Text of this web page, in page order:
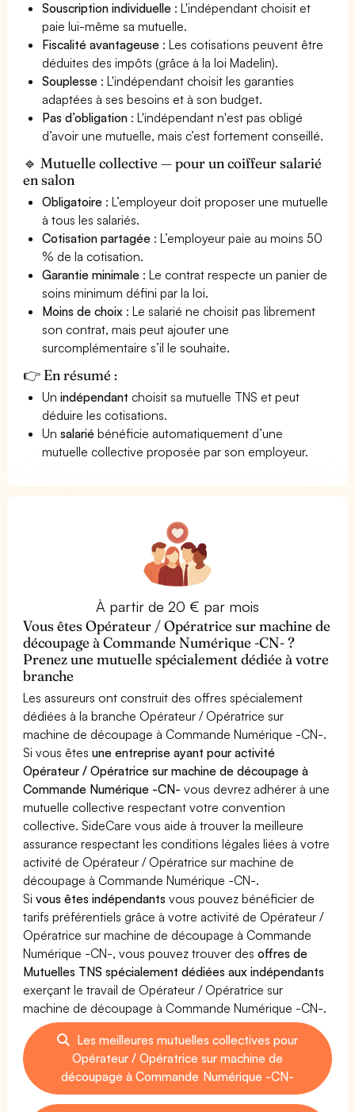
Souscription individuelle : L'indépendant choisit et
paie lui-même sa mutuelle.
Fiscalité avantageuse : Les cotisations peuvent être
déduites des impôts (grâce à la loi Madelin).
Souplesse : L'indépendant choisit les garanties
adaptées à ses besoins et à son budget.
Pas d’obligation : L'indépendant n'est pas obligé
d’avoir une mutuelle, mais c’est fortement conseillé.
🔹 Mutuelle collective — pour un coiffeur salarié
en salon
Obligatoire : L’employeur doit proposer une mutuelle
à tous les salariés.
Cotisation partagée : L’employeur paie au moins 50
% de la cotisation.
Garantie minimale : Le contrat respecte un panier de
soins minimum défini par la loi.
Moins de choix : Le salarié ne choisit pas librement
son contrat, mais peut ajouter une
surcomplémentaire s’il le souhaite.
👉 En résumé :
Unindépendant choisit sa mutuelle TNS et peut
déduire les cotisations.
Unsalarié bénéficie automatiquement d’une
mutuelle collective proposée par son employeur.
À partir de 20 € par mois
Vous êtes Opérateur / Opératrice sur machine de
découpage à Commande Numérique -CN- ?
Prenez une mutuelle spécialement dédiée à votre
branche
Les assureurs ont construit des offres spécialement
dédiées à la branche Opérateur / Opératrice sur
machine de découpage à Commande Numérique -CN-.
Si vous êtesune entreprise ayant pour activité
Opérateur / Opératrice sur machine de découpage à
Commande Numérique -CN- vous devrez adhérer à une
mutuelle collective respectant votre convention
collective. SideCare vous aide à trouver la meilleure
assurance respectant les conditions légales liées à votre
activité de Opérateur / Opératrice sur machine de
découpage à Commande Numérique -CN-.
Sivous êtes indépendants vous pouvez bénéficier de
tarifs préférentiels grâce à votre activité de Opérateur /
Opératrice sur machine de découpage à Commande
Numérique -CN-, vous pouvez trouver desoffres de
Mutuelles TNS spécialement dédiées aux indépendants
exerçant le travail de Opérateur / Opératrice sur
machine de découpage à Commande Numérique -CN-.
Les meilleures mutuelles collectives pour
Opérateur / Opératrice sur machine de
découpage à Commande Numérique -CN-